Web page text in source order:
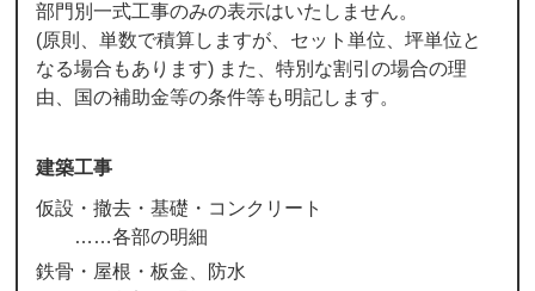
部門別一式工事のみの表示はいたしません。
(原則、単数で積算しますが、セット単位、坪単位と
なる場合もあります) また、特別な割引の場合の理
由、国の補助金等の条件等も明記します。
建築工事
仮設・撤去・基礎・コンクリート
各部の明細
鉄骨・屋根・板金、防水